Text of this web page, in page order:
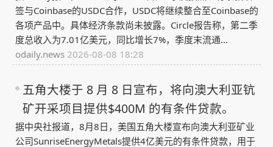
签与Coinbase的USDC合作，USDC将继续整合至Coinbase的
各项产品中。具体经济条款尚未披露。Circle报告称，第二季
度总收入为7.01亿美元，同比增长7%，季度末流通...
odaily.news 2026-08-08 18:28
五角大楼于 8 月 8 日宣布，将向澳大利亚钪
矿开采项目提供$400M 的有条件贷款。
据中央社报道，8月8日，美国五角大楼宣布向澳大利亚矿业
公司SunriseEnergyMetals提供4亿美元的有条件贷款，用于